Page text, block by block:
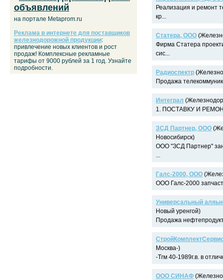
Реализация и ремонт
кр...
Статера, ООО
Фирма Статера
сис...
Радиоспектр
Продажа
Интеграл
1. ПОСТАВКУ И
ЗСД Партнер, ООО
Новосибирск)
ООО "ЗСД Партнер"
...
Галс-2000, ООО
ООО Галс-2000
Универсальный
Новый уренгой)
Продажа
Москва-)
-Тгм 40-1989г.в. в
ООО СИНАФ
объявлений
на портале Metaprom.ru
Реклама в интернете для поставщиков
железнодорожной продукции:
привлечение новых клиентов и рост
продаж! Комплексные рекламные
тарифы от 9000 рублей за 1 год. Узнайте
подробности.